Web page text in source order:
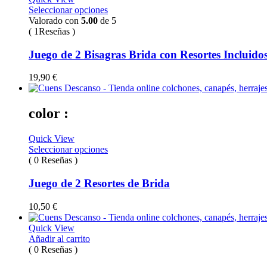
Seleccionar opciones
Valorado con 5.00 de 5
( 1Reseñas )
Juego de 2 Bisagras Brida con Resortes
19,90 €
color :
Quick View
Seleccionar opciones
( 0 Reseñas )
Juego de 2 Resortes de Brida
10,50 €
Quick View
Añadir al carrito
( 0 Reseñas )